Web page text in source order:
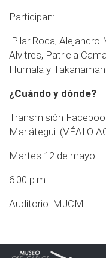
Participan:
Pilar Roca, Alejandro
Alvitres, Patricia
Humala y
¿Cuándo y dónde?
Transmisión
Mariátegui: (VÉALO
Martes 12 de mayo
6:00 p.m.
Auditorio: MJCM